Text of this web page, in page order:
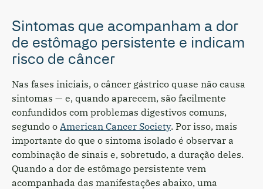
Sintomas que acompanham a dor
de estômago persistente e indicam
risco de câncer
Nas fases iniciais, o câncer gástrico quase não causa
sintomas — e, quando aparecem, são facilmente
confundidos com problemas digestivos comuns,
segundo o American Cancer Society. Por isso, mais
importante do que o sintoma isolado é observar a
combinação de sinais e, sobretudo, a duração deles.
Quando a dor de estômago persistente vem
acompanhada das manifestações abaixo, uma